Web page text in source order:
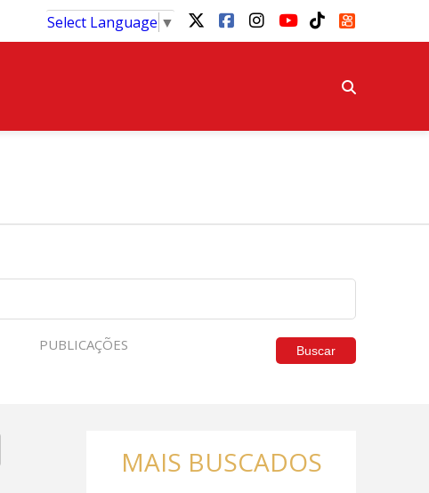
Select Language ▼
PUBLICAÇÕES Buscar
MAIS BUSCADOS